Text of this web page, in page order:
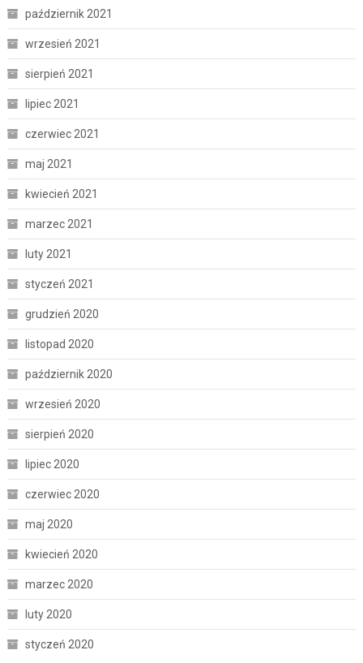
październik 2021
wrzesień 2021
sierpień 2021
lipiec 2021
czerwiec 2021
maj 2021
kwiecień 2021
marzec 2021
luty 2021
styczeń 2021
grudzień 2020
listopad 2020
październik 2020
wrzesień 2020
sierpień 2020
lipiec 2020
czerwiec 2020
maj 2020
kwiecień 2020
marzec 2020
luty 2020
styczeń 2020